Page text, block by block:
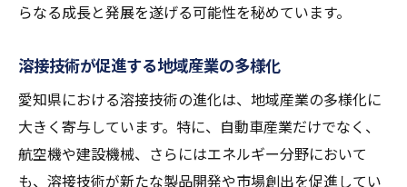
らなる成長と発展を遂げる可能性を秘めています。
溶接技術が促進する地域産業の多様化
愛知県における溶接技術の進化は、地域産業の多様化に
大きく寄与しています。特に、自動車産業だけでなく、
航空機や建設機械、さらにはエネルギー分野において
も、溶接技術が新たな製品開発や市場創出を促進してい